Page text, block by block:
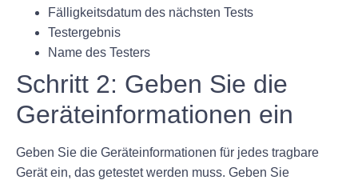
Fälligkeitsdatum des nächsten Tests
Testergebnis
Name des Testers
Schritt 2: Geben Sie die
Geräteinformationen ein
Geben Sie die Geräteinformationen für jedes tragbare
Gerät ein, das getestet werden muss. Geben Sie